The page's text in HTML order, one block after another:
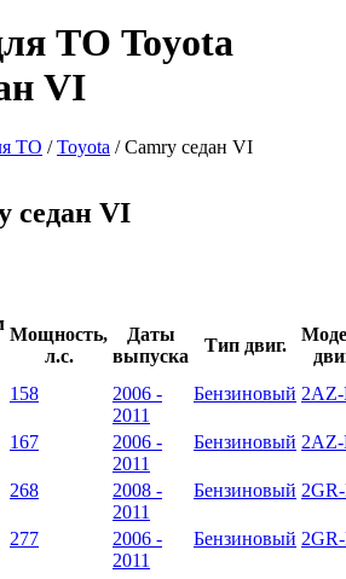
ТО Toyota
VI
ТО /Toyota /Camry седан VI
седан VI
Мощность,
л.с.
Даты
выпуска
Тип двиг.
158
2006 -
2011
Бензиновый
167
2006 -
2011
Бензиновый
268
2008 -
2011
Бензиновый
277
2006 -
2011
Бензиновый